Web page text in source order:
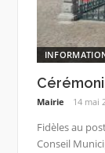
Mairie 14 mai
Fidèles au
Conseil